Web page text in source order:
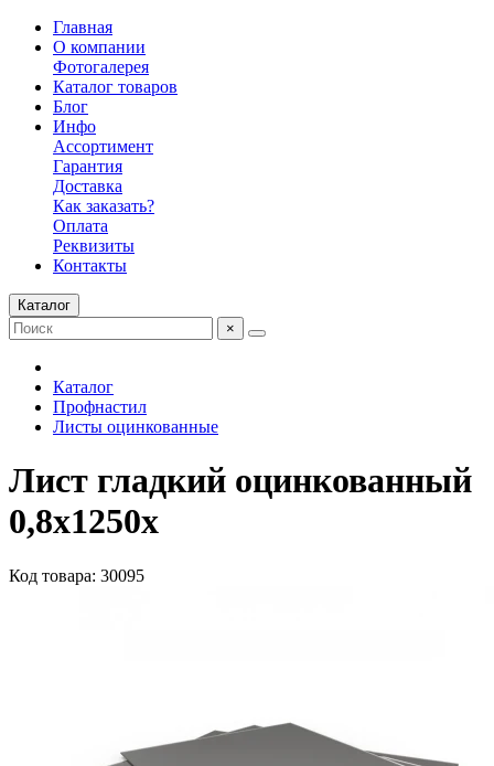
Главная
О компании
Фотогалерея
Каталог товаров
Блог
Инфо
Ассортимент
Гарантия
Доставка
Как заказать?
Оплата
Реквизиты
Контакты
Каталог
×
Каталог
Профнастил
Листы оцинкованные
Лист гладкий оцинкованный
0,8х1250х
Код товара: 30095